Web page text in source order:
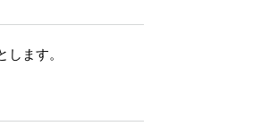
ます。